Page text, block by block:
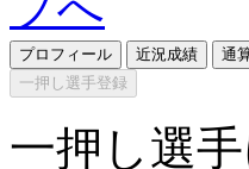
プロフィール 近況成績
通
一押し選手登録
一押し選